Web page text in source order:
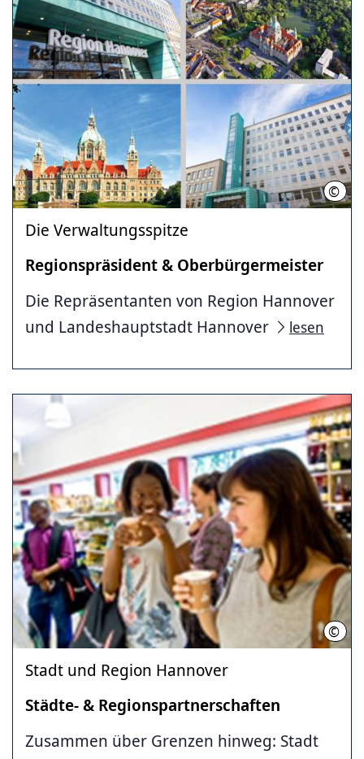
©
Die Verwaltungsspitze
Regionspräsident & Oberbürgermeister
Die Repräsentanten von Region Hannover
und Landeshauptstadt Hannover
lesen
©
Stadt und Region Hannover
Städte- & Regionspartnerschaften
Zusammen über Grenzen hinweg: Stadt